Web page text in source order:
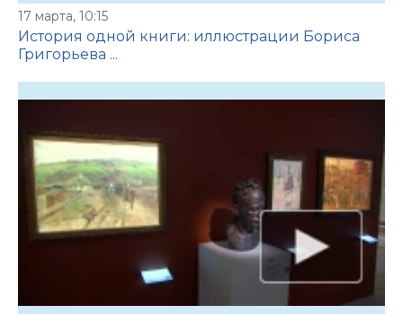
17 марта, 10:15
История одной книги: иллюстрации Бориса
Григорьева ...